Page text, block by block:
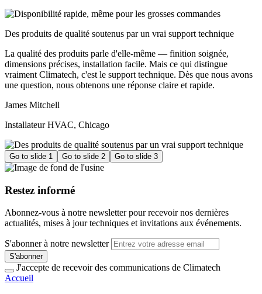
Des produits de qualité soutenus par un vrai support technique
La qualité des produits parle d'elle-même — finition soignée,
dimensions précises, installation facile. Mais ce qui distingue
vraiment Climatech, c'est le support technique. Dès que nous avons
une question, nous obtenons une réponse claire et rapide.
James Mitchell
Installateur HVAC, Chicago
Go to slide 1 Go to slide 2 Go to slide 3
Restez informé
Abonnez-vous à notre newsletter pour recevoir nos dernières
actualités, mises à jour techniques et invitations aux événements.
S'abonner à notre newsletter
S'abonner
J'accepte de recevoir des communications de Climatech
Accueil